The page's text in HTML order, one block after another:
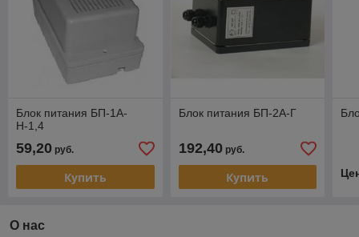
Блок питания БП-1А-
Н-1,4
59,20 руб.
Купить
Блок питания БП-2А-Г
192,40руб.
Купить
О нас